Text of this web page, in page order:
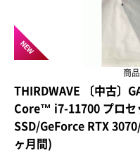
NEW
商
THIRDWAVE 〔中古〕
Core™ i7-11700 プロセ
SSD/GeForce RTX
ヶ月間)